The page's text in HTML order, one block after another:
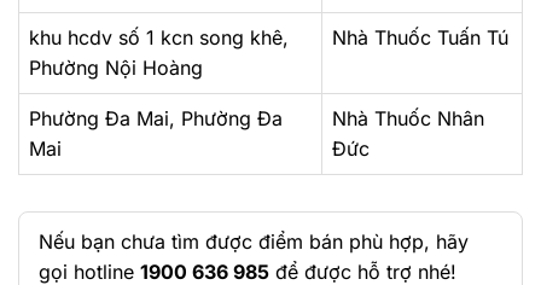
khu hcdv số 1 kcn song khê,
Phường Nội Hoàng
Nhà Thuốc Tuấn Tú
Phường Đa Mai, Phường Đa
Mai
Nhà Thuốc Nhân
Đức
Nếu bạn chưa tìm được điểm bán phù hợp, hãy
gọi hotline 1900 636 985 để được hỗ trợ nhé!